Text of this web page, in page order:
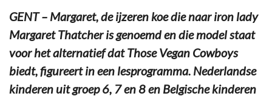
GENT – Margaret, de ijzeren koe die naar iron lady
Margaret Thatcher is genoemd en die model staat
voor het alternatief dat Those Vegan Cowboys
biedt, figureert in een lesprogramma. Nederlandse
kinderen uit groep 6, 7 en 8 en Belgische kinderen